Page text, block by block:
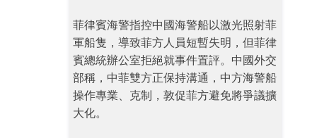
菲律賓海警指控中國海警船以激光照射菲
軍船隻，導致菲方人員短暫失明，但菲律
賓總統辦公室拒絕就事件置評。中國外交
部稱，中菲雙方正保持溝通，中方海警船
操作專業、克制，敦促菲方避免將爭議擴
大化。